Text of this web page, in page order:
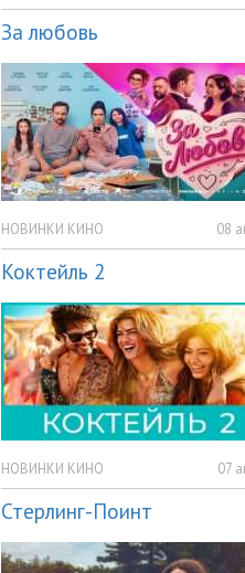
За любовь
НОВИНКИ КИНО 08
Коктейль 2
НОВИНКИ КИНО 07
Стерлинг-Поинт